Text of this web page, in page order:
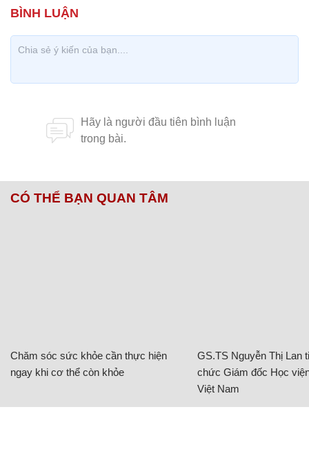
CÓ THỂ BẠN QUAN TÂM
Chăm sóc sức khỏe cần thực hiện
ngay khi cơ thể còn khỏe
GS.TS Nguyễn Thị Lan
chức Giám đốc Học
Việt Nam